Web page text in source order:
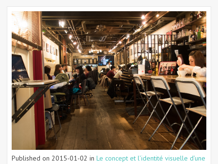
Published on 2015-01-02 in Le concept et l’identité visuelle d’une